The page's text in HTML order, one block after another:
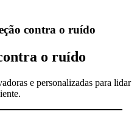
contra o ruído
o ruído
e personalizadas para lidar